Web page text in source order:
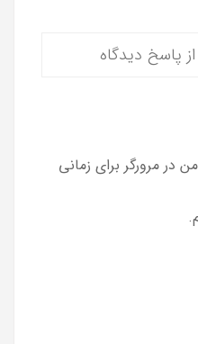
در مرورگر برای زمانی